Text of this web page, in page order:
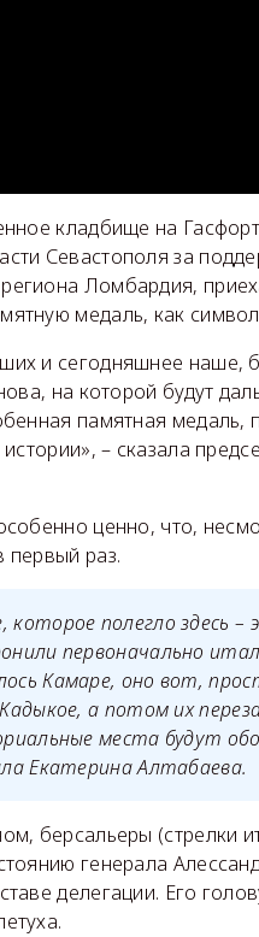
кладбище на
Севастополя за
Ломбардия,
медаль, как
и сегодняшнее наше,
на которой будут
памятная медаль,
– сказала
ценно, что,
первый раз.
полегло здесь –
первоначально
Камаре, оно вот,
а потом их
места будут
Екатерина Алтабаева.
берсальеры (стрелки
генерала
делегации. Его